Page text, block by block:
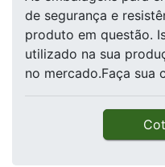
de segurança e
produto em questão.
utilizado na sua
no mercado.Faça sua